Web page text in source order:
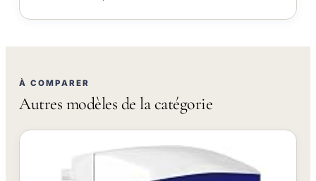
À COMPARER
Autres modèles de la catégorie